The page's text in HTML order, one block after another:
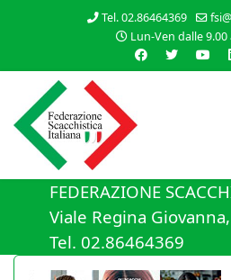
Tel. 02.86464369
Lun-Ven dalle 9.00
FEDERAZIONE
Viale Regina
Tel. 02.86464369